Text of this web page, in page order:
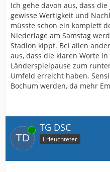
Ich gehe davon aus, dass
gewisse Wertigkeit und
müsste schon ein komplett
Niederlage am Samstag
Stadion kippt. Bei allen
aus, dass die klaren Worte
Länderspielpause zum
Umfeld erreicht haben.
Bochum werden, da mehr
Online TG DSC
Erleuchteter